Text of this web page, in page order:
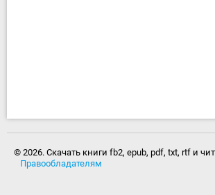
© 2026. Скачать книги fb2, epub, pdf, txt, rtf и
Правообладателям